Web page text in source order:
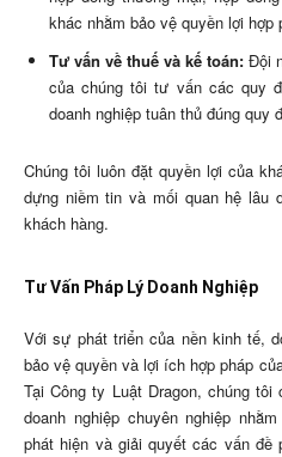
khác nhằm bảo vệ quyền lợi hợp
Tư vấn về thuế và kế toán: Đội
của chúng tôi tư vấn các quy
doanh nghiệp tuân thủ đúng quy
Chúng tôi luôn đặt quyền lợi của
dựng niềm tin và mối quan hệ lâu
khách hàng.
Tư Vấn Pháp Lý Doanh Nghiệp
Với sự phát triển của nền kinh tế,
bảo vệ quyền và lợi ích hợp pháp
Tại Công ty Luật Dragon, chúng
doanh nghiệp chuyên nghiệp
phát hiện và giải quyết các vấn đề